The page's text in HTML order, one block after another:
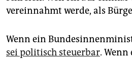
vereinnahmt werde, als
Wenn ein
sei politisch steuerbar. Wenn